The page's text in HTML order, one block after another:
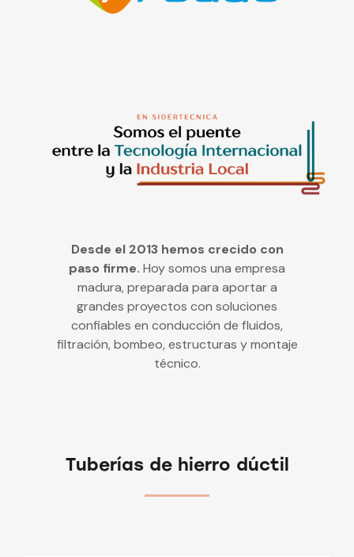
Desde el 2013 hemos crecido con
paso firme. Hoy somos una empresa
madura, preparada para aportar a
grandes proyectos con soluciones
confiables en conducción de fluidos,
filtración, bombeo, estructuras y montaje
técnico.
Tuberías de hierro dúctil